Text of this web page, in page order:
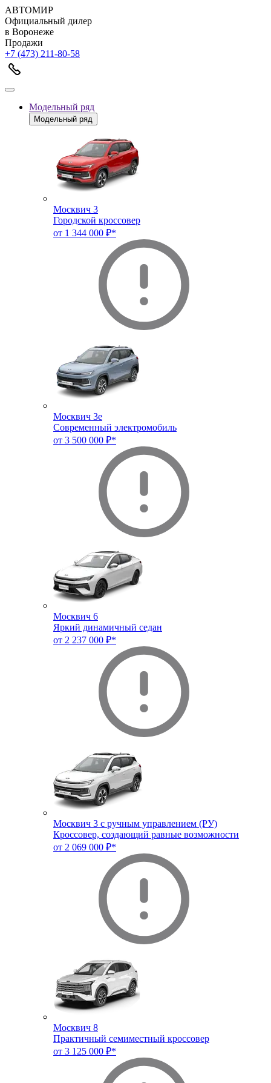
АВТОМИР
Официальный дилер
в Воронеже
Продажи
+7 (473) 211-80-58
Модельный ряд
Модельный ряд
Москвич 3
Городской кроссовер
от 1 344 000 ₽*
Москвич 3e
Современный электромобиль
от 3 500 000 ₽*
Москвич 6
Яркий динамичный седан
от 2 237 000 ₽*
Москвич 3 с ручным управлением (РУ)
Кроссовер, создающий равные возможности
от 2 069 000 ₽*
Москвич 8
Практичный семиместный кроссовер
от 3 125 000 ₽*